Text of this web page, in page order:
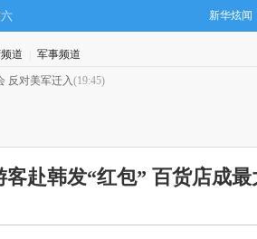
新华炫闻
道 军事频道
反对美军迁入(19:45)
赴韩发“红包” 百货店成